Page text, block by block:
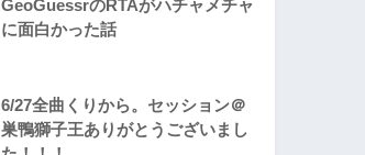
GeoGuessrのRTAがハチャメチャ
に面白かった話
6/27全曲くりから。セッション＠
巣鴨獅子王ありがとうございまし